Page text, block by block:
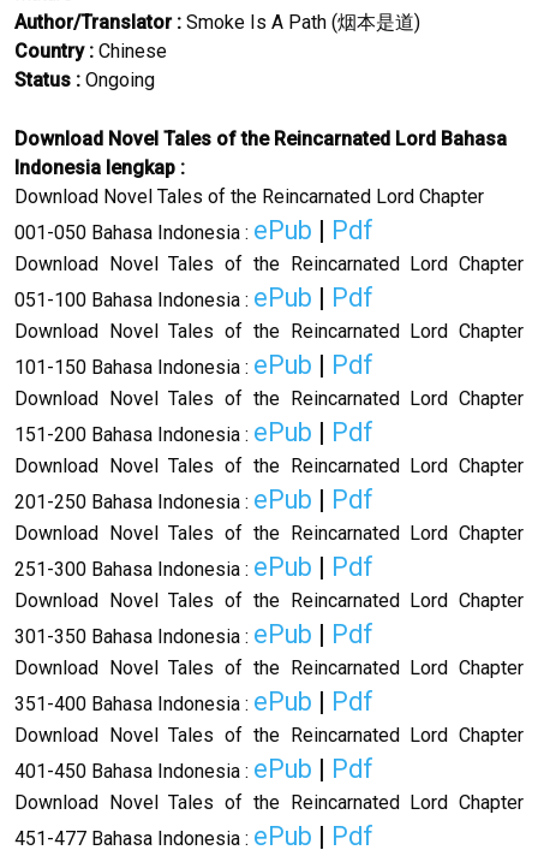
Author/Translator : Smoke Is A Path (烟本是道)
Country : Chinese
Status : Ongoing
Download Novel Tales of the Reincarnated Lord Bahasa
Indonesia lengkap :
Download Novel Tales of the Reincarnated Lord Chapter
001-050 Bahasa Indonesia : ePub | Pdf
Download Novel Tales of the Reincarnated Lord Chapter
051-100 Bahasa Indonesia : ePub | Pdf
Download Novel Tales of the Reincarnated Lord Chapter
101-150 Bahasa Indonesia : ePub | Pdf
Download Novel Tales of the Reincarnated Lord Chapter
151-200 Bahasa Indonesia : ePub | Pdf
Download Novel Tales of the Reincarnated Lord Chapter
201-250 Bahasa Indonesia : ePub | Pdf
Download Novel Tales of the Reincarnated Lord Chapter
251-300 Bahasa Indonesia : ePub | Pdf
Download Novel Tales of the Reincarnated Lord Chapter
301-350 Bahasa Indonesia : ePub | Pdf
Download Novel Tales of the Reincarnated Lord Chapter
351-400 Bahasa Indonesia : ePub | Pdf
Download Novel Tales of the Reincarnated Lord Chapter
401-450 Bahasa Indonesia : ePub | Pdf
Download Novel Tales of the Reincarnated Lord Chapter
451-477 Bahasa Indonesia : ePub | Pdf